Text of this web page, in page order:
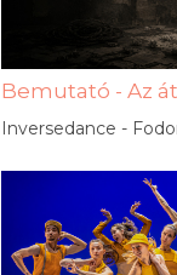
Bemutató - Az
Inversedance -